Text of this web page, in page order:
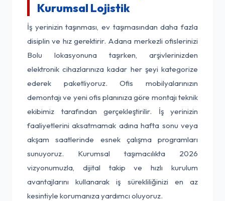
Kurumsal Lojistik
İş yerinizin taşınması, ev taşımasından daha fazla
disiplin ve hız gerektirir. Adana merkezli ofislerinizi
Bolu lokasyonuna taşırken, arşivlerinizden
elektronik cihazlarınıza kadar her şeyi kategorize
ederek paketliyoruz. Ofis mobilyalarınızın
demontajı ve yeni ofis planınıza göre montajı teknik
ekibimiz tarafından gerçekleştirilir. İş yerinizin
faaliyetlerini aksatmamak adına hafta sonu veya
akşam saatlerinde esnek çalışma programları
sunuyoruz. Kurumsal taşımacılıkta 2026
vizyonumuzla, dijital takip ve hızlı kurulum
avantajlarını kullanarak iş sürekliliğinizi en az
kesintiyle korumanıza yardımcı oluyoruz.